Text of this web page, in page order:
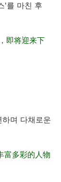
'를 마친 후
即将迎来下
며 다채로운
富多彩的人物